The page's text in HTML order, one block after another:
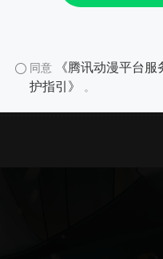
同意 《腾讯动漫平台服
护指引》
。